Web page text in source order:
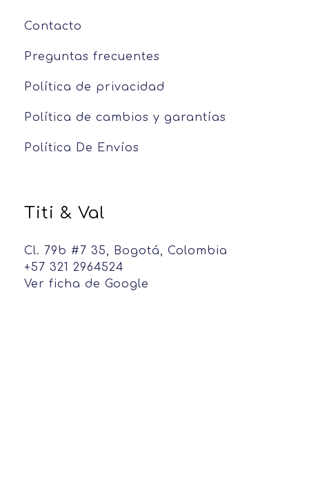
Contacto
Preguntas frecuentes
Política de privacidad
Política de cambios y garantías
Política De Envíos
Titi & Val
Cl. 79b #7 35, Bogotá, Colombia
+57 321 2964524
Ver ficha de Google